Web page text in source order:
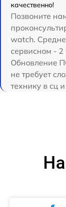
качественно!
Позвоните
watch.
сервисном - 2
Обновление
не требует
технику в сц